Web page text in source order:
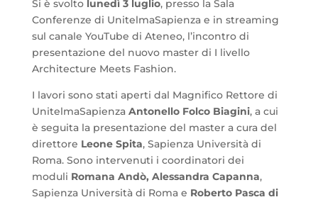
Si è svolto lunedì 3 luglio, presso la Sala
Conferenze di UnitelmaSapienza e in streaming
sul canale YouTube di Ateneo, l’incontro di
presentazione del nuovo master di I livello
Architecture Meets Fashion.
I lavori sono stati aperti dal Magnifico Rettore di
UnitelmaSapienza Antonello Folco Biagini, a cui
è seguita la presentazione del master a cura del
direttore Leone Spita, Sapienza Università di
Roma. Sono intervenuti i coordinatori dei
moduli Romana Andò, Alessandra Capanna,
Sapienza Università di Roma e Roberto Pasca di